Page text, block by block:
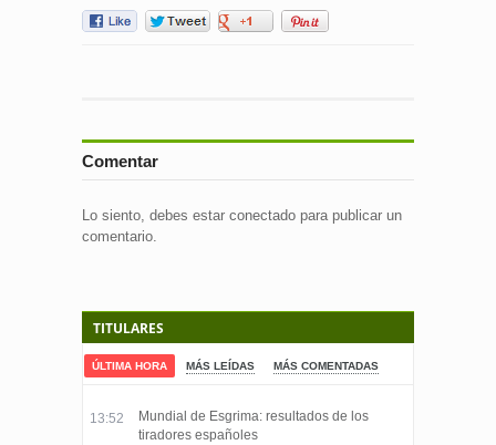
Comentar
Lo siento, debes estar conectado para publicar un
comentario.
TITULARES
ÚLTIMA HORA MÁS LEÍDAS MÁS COMENTADAS
13:52
Mundial de Esgrima: resultados de los
tiradores españoles